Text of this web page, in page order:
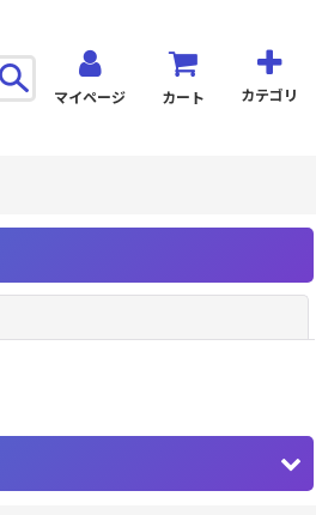
マイページ カート カテゴリ